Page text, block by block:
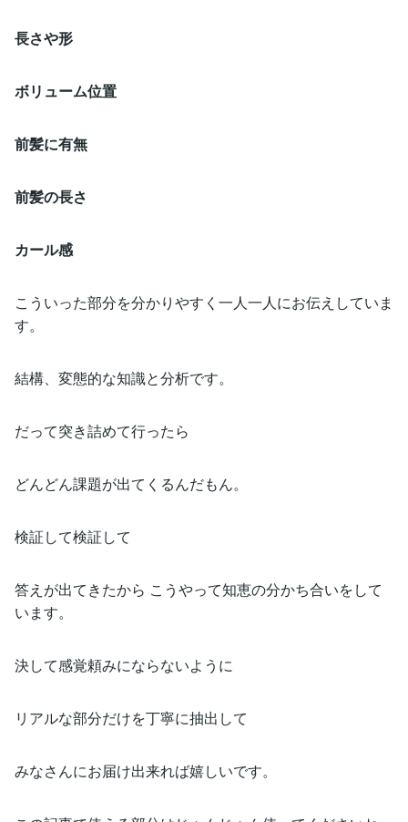
長さや形
ボリューム位置
前髪に有無
前髪の長さ
カール感
こういった部分を分かりやすく一人一人にお伝えしていま
す。
結構、変態的な知識と分析です。
だって突き詰めて行ったら
どんどん課題が出てくるんだもん。
検証して検証して
答えが出てきたから こうやって知恵の分かち合いをして
います。
決して感覚頼みにならないように
リアルな部分だけを丁寧に抽出して
みなさんにお届け出来れば嬉しいです。